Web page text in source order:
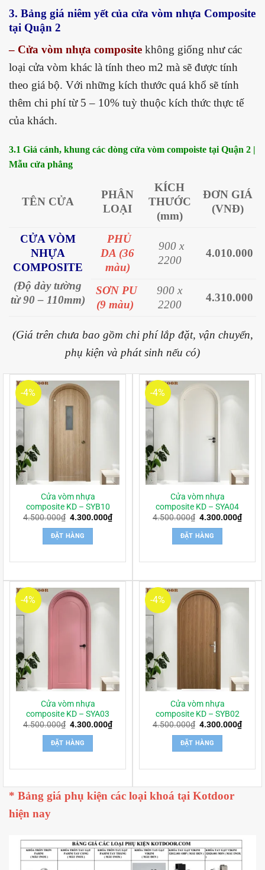
3. Bảng giá niêm yết của cửa vòm nhựa Composite
tại Quận 2
– Cửa vòm nhựa composite không giống như các
loại cửa vòm khác là tính theo m2 mà sẽ được tính
theo giá bộ. Với những kích thước quá khổ sẽ tính
thêm chi phí từ 5 – 10% tuỳ thuộc kích thức thực tế
của khách.
3.1 Giá cánh, khung các dòng cửa vòm compoiste tại Quận 2 |
Mẫu cửa phẳng
TÊN CỬA
PHÂN
LOẠI
KÍCH
THƯỚC
(mm)
ĐƠN GIÁ
(VNĐ)
CỬA VÒM
NHỰA
COMPOSITE
(Độ dày tường
từ 90 – 110mm)
PHỦ
DA (36
màu)
900 x
2200
4.010.000
SƠN PU
(9 màu)
900 x
2200
4.310.000
(Giá trên chưa bao gồm chi phí lắp đặt, vận chuyển,
phụ kiện và phát sinh nếu có)
-4%
Cửa vòm nhựa
composite KD – SYB10
4.500.000₫ Giá
là:
4.500.000₫.
4.300.000₫Giá
hiện
ĐẶT HÀNG
-4%
Cửa vòm nhựa
composite KD – SYA04
4.500.000₫ Giá
là:
4.500.000₫.
4.300.000₫Giá
hiện
ĐẶT HÀNG
-4%
Cửa vòm nhựa
composite KD – SYA03
4.500.000₫ Giá
là:
4.500.000₫.
4.300.000₫Giá
hiện
ĐẶT HÀNG
-4%
Cửa vòm nhựa
composite KD – SYB02
4.500.000₫ Giá
là:
4.500.000₫.
4.300.000₫Giá
hiện
ĐẶT HÀNG
* Bảng giá phụ kiện các loại khoá tại Kotdoor
hiện nay